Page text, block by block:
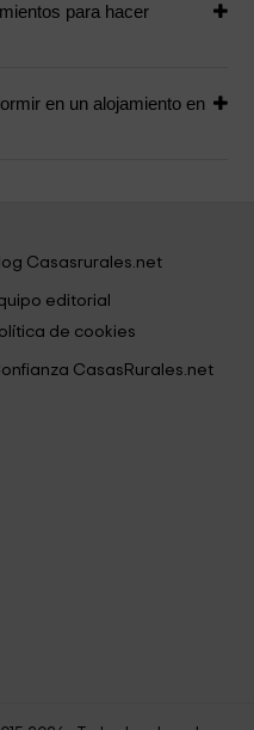
para hacer
en un alojamiento en
Casasrurales.net
editorial
de cookies
CasasRurales.net